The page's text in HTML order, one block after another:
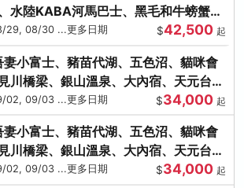
水陸KABA河馬巴士、黑毛和牛螃蟹美
29, 08/30 ...更多日期 $42,500 起
小富士、豬苗代湖、五色沼、貓咪會
川橋梁、銀山溫泉、大內宿、天元台高
02, 09/03 ...更多日期 $34,000 起
小富士、豬苗代湖、五色沼、貓咪會
川橋梁、銀山溫泉、大內宿、天元台高
02, 09/03 ...更多日期 $34,000 起